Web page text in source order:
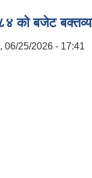
को बजेट बक्तव्य
06/25/2026 - 17:41